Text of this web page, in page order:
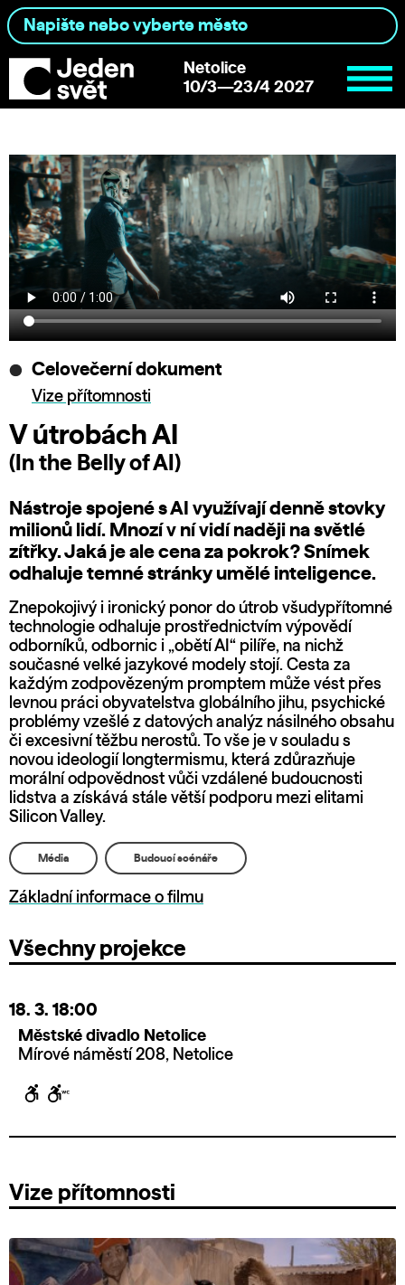
Netolice
10/3—23/4 2027
Celovečerní dokument
Vize přítomnosti
V útrobách AI
(In the Belly of AI)
Nástroje spojené s AI využívají denně stovky
milionů lidí. Mnozí v ní vidí naději na světlé
zítřky. Jaká je ale cena za pokrok? Snímek
odhaluje temné stránky umělé inteligence.
Znepokojivý i ironický ponor do útrob všudypřítomné
technologie odhaluje prostřednictvím výpovědí
odborníků, odbornic i „obětí AI“ pilíře, na nichž
současné velké jazykové modely stojí. Cesta za
každým zodpovězeným promptem může vést přes
levnou práci obyvatelstva globálního jihu, psychické
problémy vzešlé z datových analýz násilného obsahu
či excesivní těžbu nerostů. To vše je v souladu s
novou ideologií longtermismu, která zdůrazňuje
morální odpovědnost vůči vzdálené budoucnosti
lidstva a získává stále větší podporu mezi elitami
Silicon Valley.
Média Budoucí scénáře
Základní informace o filmu
Všechny projekce
18. 3. 18:00
Městské divadlo Netolice
Mírové náměstí 208, Netolice
Vize přítomnosti